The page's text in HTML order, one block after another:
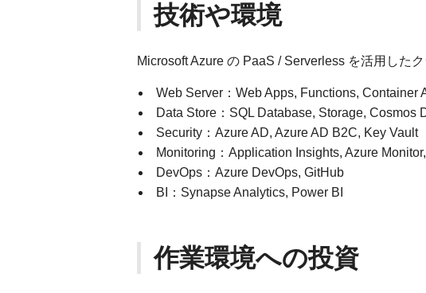
技術や環境
Microsoft Azure の PaaS / Serverless を活用した
Web Server：Web Apps, Functions, Container
Data Store：SQL Database, Storage, Cosmos
Security：Azure AD, Azure AD B2C, Key Vault
Monitoring：Application Insights, Azure
DevOps：Azure DevOps, GitHub
BI：Synapse Analytics, Power BI
作業環境への投資